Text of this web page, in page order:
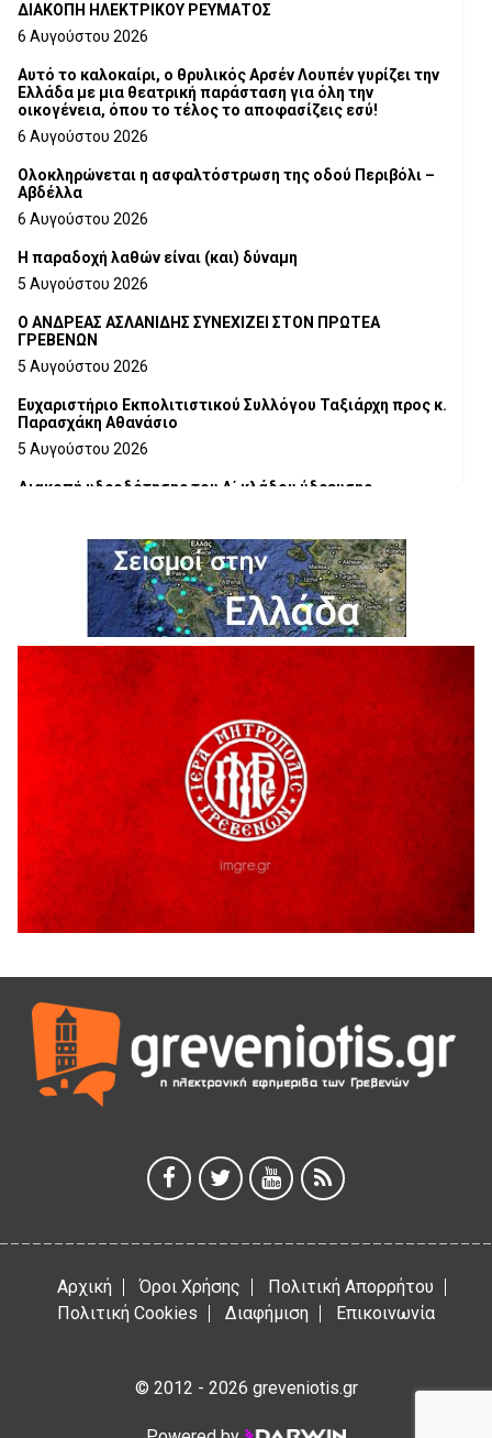
ΔΙΑΚΟΠΗ ΗΛΕΚΤΡΙΚΟΥ ΡΕΥΜΑΤΟΣ
6 Αυγούστου 2026
Αυτό το καλοκαίρι, ο θρυλικός Αρσέν Λουπέν γυρίζει την
Ελλάδα με μια θεατρική παράσταση για όλη την
οικογένεια, όπου το τέλος το αποφασίζεις εσύ!
6 Αυγούστου 2026
Ολοκληρώνεται η ασφαλτόστρωση της οδού Περιβόλι –
Αβδέλλα
6 Αυγούστου 2026
H παραδοχή λαθών είναι (και) δύναμη
5 Αυγούστου 2026
Ο ΑΝΔΡΕΑΣ ΑΣΛΑΝΙΔΗΣ ΣΥΝΕΧΙΖΕΙ ΣΤΟΝ ΠΡΩΤΕΑ
ΓΡΕΒΕΝΩΝ
5 Αυγούστου 2026
Ευχαριστήριο Εκπολιτιστικού Συλλόγου Ταξιάρχη προς κ.
Παρασχάκη Αθανάσιο
5 Αυγούστου 2026
Διακοπή υδροδότησης του Α΄ κλάδου ύδρευσης
Η Marseaux στα Γρεβενά για μια μοναδική συναυλία
5 Αυγούστου 2026
Θερινό Σινεμά στο πλαίσιο του «Πολιτιστικού
Καλοκαιριού 2026» με την βραβευμένη ταινία «Μικρές
Ανάσες».
5 Αυγούστου 2026
Γρεβενά: Συνελήφθη 18χρονος αλλοδαπός, για κλοπή
εξοπλισμού γυμναστηρίου
5 Αυγούστου 2026
ΑΗ ΛΑΟΣ | 5 Αυγούστου | Υπαίθριο Θέατρο “Καστράκι”,
41η Γιορτή Κρασιού στο Τρίκωμο – «Γιορτή Παράδοσης»
5 Αυγούστου 2026
ΕΥΧΑΡΙΣΤΙΕΣ Φυσιολατρικού Συλλόγου Γρεβενών
4 Αυγούστου 2026
Έκτακτη χρηματοδότηση 400.000€ για επιπλέον εργασίες
στο Δημοτικό Στάδιο Γρεβενών «Μίλτος Τεντόγλου»
Αρχική Όροι Χρήσης
Πολιτική Απορρήτου
Πολιτική Cookies
Διαφήμιση Επικοινωνία
© 2012 - 2026 greveniotis.gr